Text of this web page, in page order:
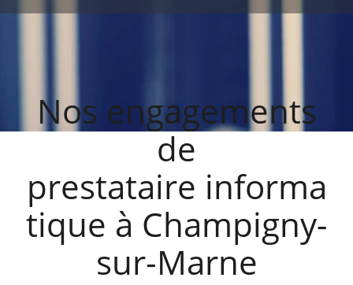
Nos engagements
de
prestataire informa
tique à Champigny-
sur-Marne